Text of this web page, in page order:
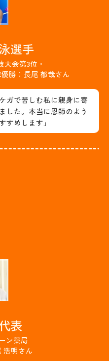
選手
会第3位・
勝：長尾 郁哉さん
ガで苦しむ私に親身に寄
した。本当に恩師のよう
すめします」
表
ン薬局
浩明さん